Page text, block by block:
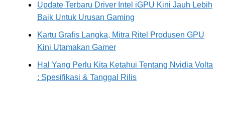
Update Terbaru Driver Intel iGPU Kini Jauh Lebih
Baik Untuk Urusan Gaming
Kartu Grafis Langka, Mitra Ritel Produsen GPU
Kini Utamakan Gamer
Hal Yang Perlu Kita Ketahui Tentang Nvidia Volta
: Spesifikasi & Tanggal Rilis